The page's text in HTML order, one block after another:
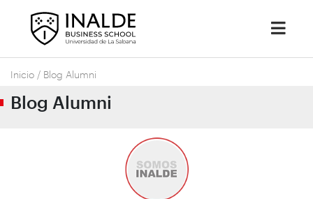
Inicio / Blog Alumni
Blog Alumni